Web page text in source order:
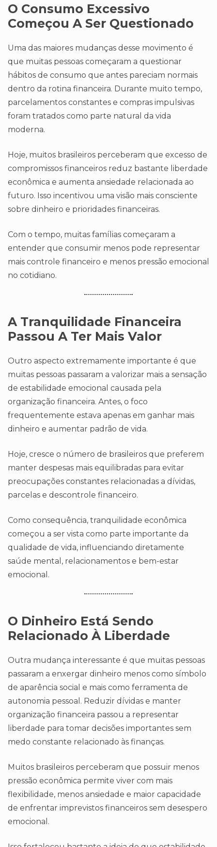
O Consumo Excessivo
Começou A Ser Questionado
Uma das maiores mudanças desse movimento é
que muitas pessoas começaram a questionar
hábitos de consumo que antes pareciam normais
dentro da rotina financeira. Durante muito tempo,
parcelamentos constantes e compras impulsivas
foram tratados como parte natural da vida
moderna.
Hoje, muitos brasileiros perceberam que excesso de
compromissos financeiros reduz bastante liberdade
econômica e aumenta ansiedade relacionada ao
futuro. Isso incentivou uma visão mais consciente
sobre dinheiro e prioridades financeiras.
Com o tempo, muitas famílias começaram a
entender que consumir menos pode representar
mais controle financeiro e menos pressão emocional
no cotidiano.
A Tranquilidade Financeira
Passou A Ter Mais Valor
Outro aspecto extremamente importante é que
muitas pessoas passaram a valorizar mais a sensação
de estabilidade emocional causada pela
organização financeira. Antes, o foco
frequentemente estava apenas em ganhar mais
dinheiro e aumentar padrão de vida.
Hoje, cresce o número de brasileiros que preferem
manter despesas mais equilibradas para evitar
preocupações constantes relacionadas a dívidas,
parcelas e descontrole financeiro.
Como consequência, tranquilidade econômica
começou a ser vista como parte importante da
qualidade de vida, influenciando diretamente
saúde mental, relacionamentos e bem-estar
emocional.
O Dinheiro Está Sendo
Relacionado À Liberdade
Outra mudança interessante é que muitas pessoas
passaram a enxergar dinheiro menos como símbolo
de aparência social e mais como ferramenta de
autonomia pessoal. Reduzir dívidas e manter
organização financeira passou a representar
liberdade para tomar decisões importantes sem
medo constante relacionado às finanças.
Muitos brasileiros perceberam que possuir menos
pressão econômica permite viver com mais
flexibilidade, menos ansiedade e maior capacidade
de enfrentar imprevistos financeiros sem desespero
emocional.